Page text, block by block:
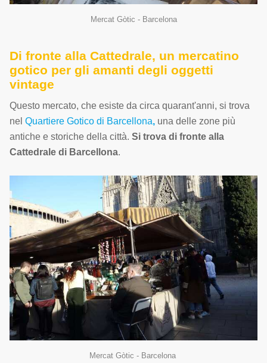
Mercat Gòtic - Barcelona
Di fronte alla Cattedrale, un mercatino
gotico per gli amanti degli oggetti
vintage
Questo mercato, che esiste da circa quarant'anni, si trova
nel Quartiere Gotico di Barcellona, una delle zone più
antiche e storiche della città. Si trova di fronte alla
Cattedrale di Barcellona.
Mercat Gòtic - Barcelona